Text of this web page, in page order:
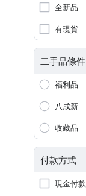
全新品
有現貨
二手品條件
福利品
八成新
收藏品
付款方式
現金付款